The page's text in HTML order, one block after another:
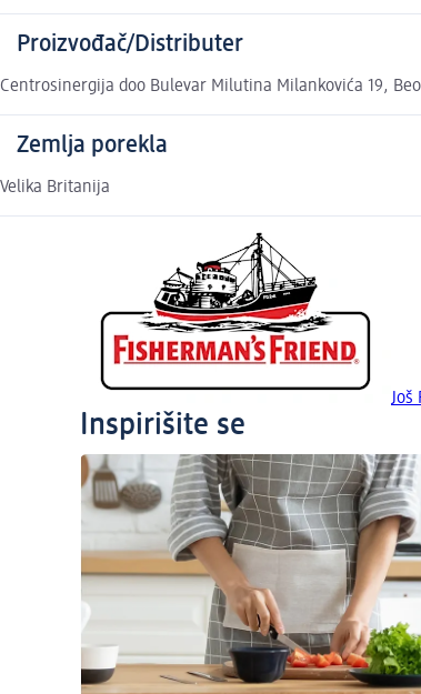
Proizvođač/Distributer
Centrosinergija doo Bulevar Milutina Milankovića 19,
Zemlja porekla
Velika Britanija
Još
Inspirišite se